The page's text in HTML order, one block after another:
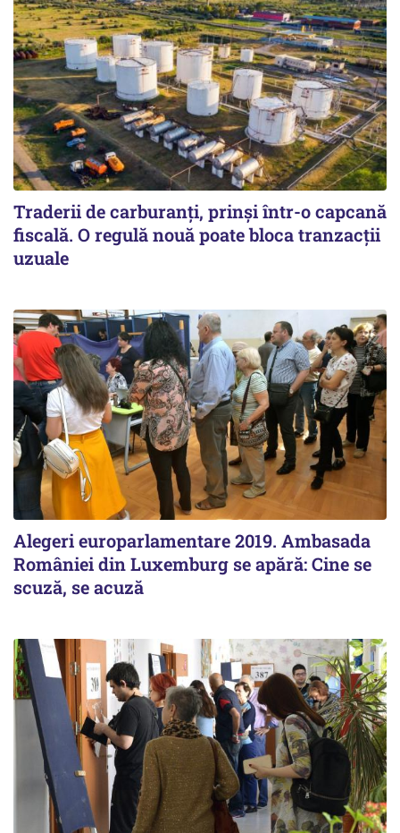
Traderii de carburanți, prinși într-o capcană
fiscală. O regulă nouă poate bloca tranzacții
uzuale
Alegeri europarlamentare 2019. Ambasada
României din Luxemburg se apără: Cine se
scuză, se acuză